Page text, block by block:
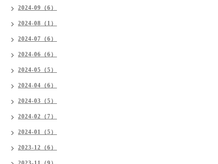
2024-09（6）
2024-08（1）
2024-07（6）
2024-06（6）
2024-05（5）
2024-04（6）
2024-03（5）
2024-02（7）
2024-01（5）
2023-12（6）